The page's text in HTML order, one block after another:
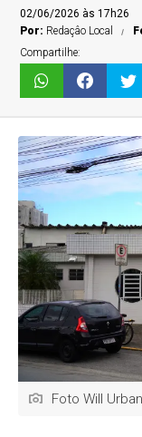
02/06/2026 às 17h26
Por: Redaçâo Local
Compartilhe:
Foto Will